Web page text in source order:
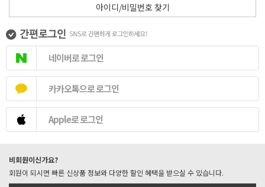
아이디/비밀번호 찾기
네이버로 로그인
카카오톡으로 로그인
Apple로 로그인
비회원이신가요?
회원이 되시면 빠른 신상품 정보와 다양한 할인 혜택을 받으실 수 있습니다.